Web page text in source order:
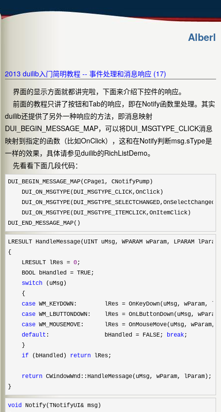
Alberl
2013 duilib入门简明教程 -- 事件处理和消息响应 (17)
界面的显示方面就都讲完啦，下面来介绍下控件的响应。
前面的教程只讲了按钮和Tab的响应，即在Notify函数里处理。其实
duilib还提供了另外一种响应的方法，即消息映射
DUI_BEGIN_MESSAGE_MAP，可以将DUI_MSGTYPE_CLICK消息
映射到指定的函数（比如OnClick），这和在Notify判断msg.sType是
一样的效果，具体请参见duilib的RichListDemo。
先看看下面几段代码：
DUI_BEGIN_MESSAGE_MAP(CPage1, CNotifyPump)
    DUI_ON_MSGTYPE(DUI_MSGTYPE_CLICK,OnClick)
    DUI_ON_MSGTYPE(DUI_MSGTYPE_SELECTCHANGED,OnSelectChanged)
    DUI_ON_MSGTYPE(DUI_MSGTYPE_ITEMCLICK,OnItemClick)
DUI_END_MESSAGE_MAP()
LRESULT HandleMessage(UINT uMsg, WPARAM wParam, LPARAM
{
    LRESULT lRes
= 0;
    BOOL bHandled
= TRUE;
switch (uMsg)
    {
case WM_KEYDOWN:        lRes = OnKeyDown(uMsg, wParam,
case WM_LBUTTONDOWN:    lRes = OnLButtonDown(uMsg,
case WM_MOUSEMOVE:      lRes = OnMouseMove(uMsg,
default :                bHandled = FALSE; break;
    }
if (bHandled) return lRes;
return CWindowWnd::HandleMessage(uMsg, wParam, lParam);
}
void Notify(TNotifyUI& msg)